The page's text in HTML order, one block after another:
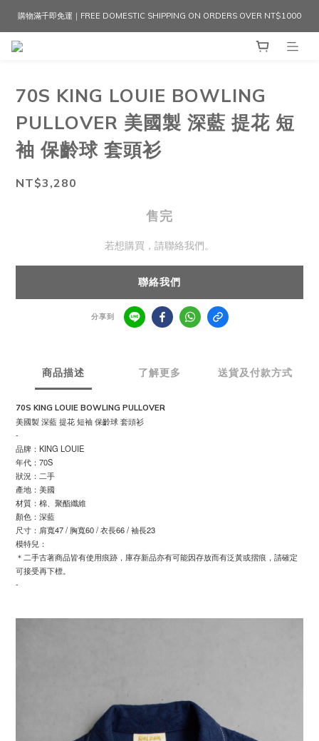
購物滿千即免運｜FREE DOMESTIC SHIPPING ON ORDERS OVER NT$1000
70S KING LOUIE BOWLING
PULLOVER 美國製 深藍 提花 短
袖 保齡球 套頭衫
NT$3,280
售完
若想購買，請聯絡我們。
聯絡我們
分享到
商品描述 了解更多 送貨及付款方式
70S KING LOUIE BOWLING PULLOVER
美國製 深藍 提花 短袖 保齡球 套頭衫
-
品牌：KING LOUIE
年代：70S
狀況：二手
產地：美國
材質：棉、聚酯纖維
顏色：深藍
尺寸：肩寬47 / 胸寬60 / 衣長66 / 袖長23
模特兒：
＊二手古著商品皆有使用痕跡，庫存新品亦有可能因存放而有泛黃或摺痕，請確定
可接受再下標。
-